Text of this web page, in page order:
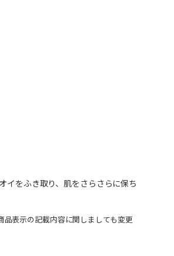
イをふき取り、肌をさらさらに保ち
表示の記載内容に関しましても変更